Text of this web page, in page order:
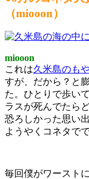
（miooon）
miooon
これは久米島のも
すが、だから？と
た。ひとりで歩い
ラスが死んでたら
恐ろしかった思い
ようやくコネタで
毎回僕がワースト